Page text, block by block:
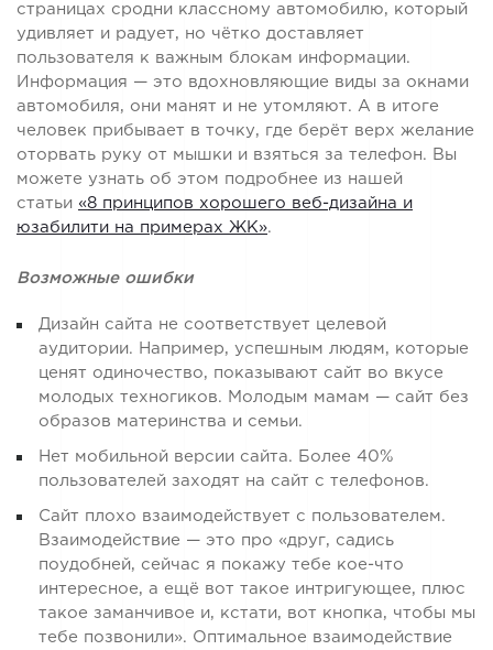
страницах сродни классному автомобилю, который
удивляет и радует, но чётко доставляет
пользователя к важным блокам информации.
Информация — это вдохновляющие виды за окнами
автомобиля, они манят и не утомляют. А в итоге
человек прибывает в точку, где берёт верх желание
оторвать руку от мышки и взяться за телефон. Вы
можете узнать об этом подробнее из нашей
статьи «8 принципов хорошего веб-дизайна и
юзабилити на примерах ЖК».
Возможные ошибки
Дизайн сайта не соответствует целевой
аудитории. Например, успешным людям, которые
ценят одиночество, показывают сайт во вкусе
молодых техногиков. Молодым мамам — сайт без
образов материнства и семьи.
Нет мобильной версии сайта. Более 40%
пользователей заходят на сайт с телефонов.
Сайт плохо взаимодействует с пользователем.
Взаимодействие — это про «друг, садись
поудобней, сейчас я покажу тебе кое-что
интересное, а ещё вот такое интригующее, плюс
такое заманчивое и, кстати, вот кнопка, чтобы мы
тебе позвонили». Оптимальное взаимодействие